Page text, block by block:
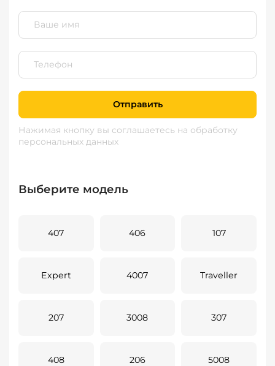
Отправить
Нажимая кнопку вы соглашаетесь на обработку
персональных данных
Выберите модель
407 406 107
Expert 4007 Traveller
207 3008 307
408 206 5008